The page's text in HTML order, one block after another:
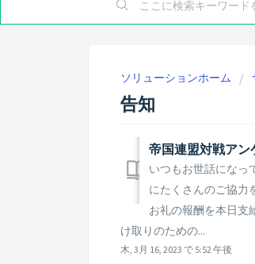
ソリューションホーム
告知
帝国連盟対戦アン
いつもお世話になっ
にたくさんのご協力
お礼の報酬を本日支
け取りのための...
木, 3月 16, 2023 で 5:52 午後